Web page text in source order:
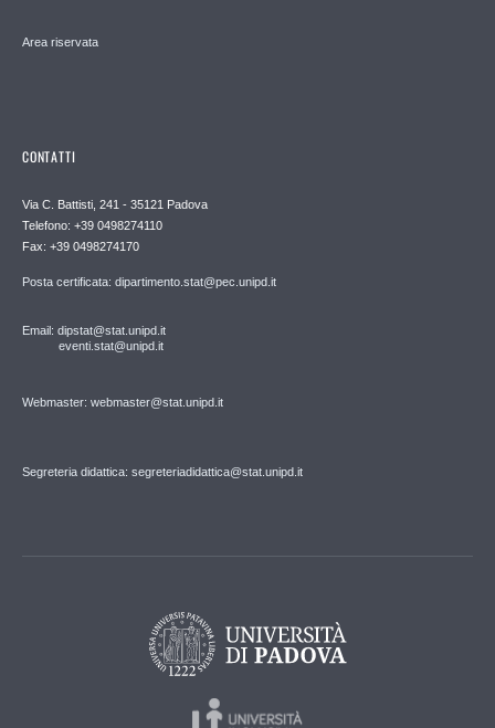
Area riservata
CONTATTI
Via C. Battisti, 241 - 35121 Padova
Telefono: +39 0498274110
Fax: +39 0498274170
Posta certificata: dipartimento.stat@pec.unipd.it
Email: dipstat@stat.unipd.it
eventi.stat@unipd.it
Webmaster: webmaster@stat.unipd.it
Segreteria didattica: segreteriadidattica@stat.unipd.it